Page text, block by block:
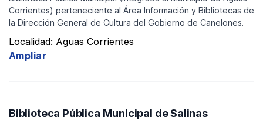
Características
Corrientes) perteneciente al Área Información y Bibliotecas de
la Dirección General de Cultura del Gobierno de Canelones.
Localidad: Aguas Corrientes
Ampliar
Biblioteca Pública Municipal de Salinas